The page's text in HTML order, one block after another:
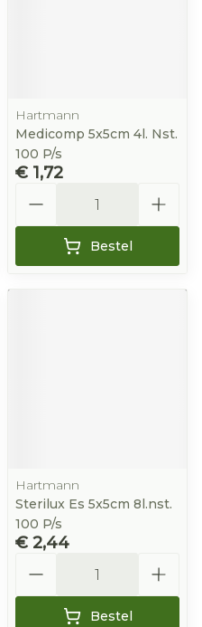
Hartmann
Medicomp 5x5cm 4l. Nst.
100 P/s
€ 1,72
Bestel
Hartmann
Sterilux Es 5x5cm 8l.nst.
100 P/s
€ 2,44
Bestel